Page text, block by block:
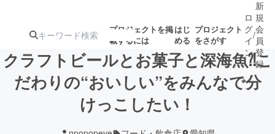
プロジェクトを掲
載するには
はじ
める
プロジェクト
をさがす
注目のリ 注目の新着プロ
ジェクト
募集終了が近いプ
ロ
グ
イ
ン
/
新
規
会
員
登
録
クラフトビールとお菓子と深海魚⁈こ
だわりの“おいしい”をみんなで分
けっこしたい！